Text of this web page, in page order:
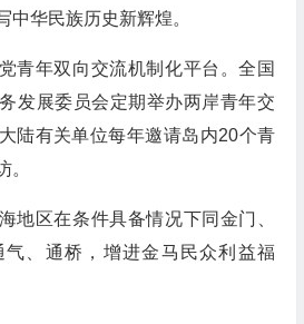
中华民族历史新辉煌。
青年双向交流机制化平台。全国
发展委员会定期举办两岸青年交
陆有关单位每年邀请岛内20个青
。
地区在条件具备情况下同金门、
、通桥，增进金马民众利益福